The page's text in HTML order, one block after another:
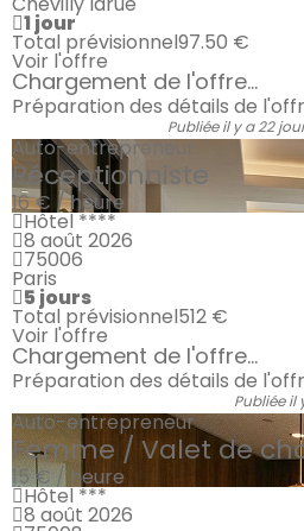
1 jour
Total prévisionnel97.50 €
Voir l'offre
Chargement de l'offre...
Préparation des détails de
Publiée il y a 22
Auto-entrepreneur
Réceptionniste
16 € / heure
Hôtel ****
8 août 2026
75006
Paris
5 jours
Total prévisionnel512 €
Voir l'offre
Chargement de l'offre...
Préparation des détails de
Publiée il
Auto-entrepreneur
Femme / Valet de
15 € / heure
Hôtel ***
8 août 2026